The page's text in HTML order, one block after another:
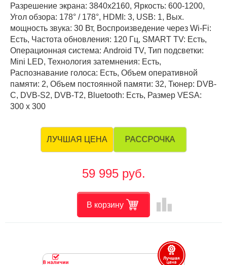
Разрешение экрана: 3840x2160, Яркость: 600-1200,
Угол обзора: 178° / 178°, HDMI: 3, USB: 1, Вых.
мощность звука: 30 Вт, Воспроизведение через Wi-Fi:
Есть, Частота обновления: 120 Гц, SMART TV: Есть,
Операционная система: Android TV, Тип подсветки:
Mini LED, Технология затемнения: Есть,
Распознавание голоса: Есть, Объем оперативной
памяти: 2, Объем постоянной памяти: 32, Тюнер: DVB-
C, DVB-S2, DVB-T2, Bluetooth: Есть, Размер VESA:
300 х 300
ЛУЧШАЯ ЦЕНА РАССРОЧКА
59 995 руб.
В корзину leaderboard